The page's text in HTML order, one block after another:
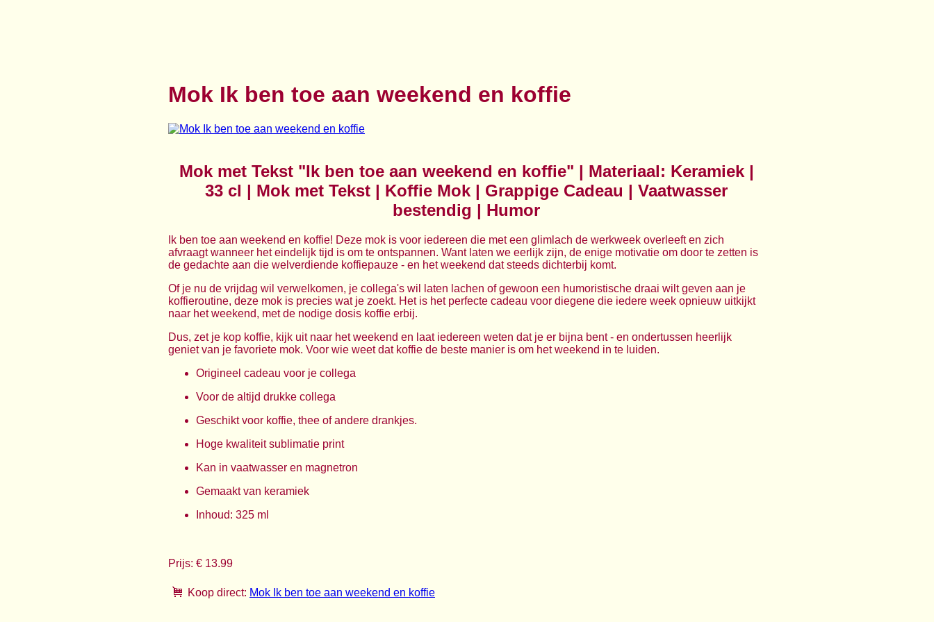
Mok Ik ben toe aan weekend en koffie
Mok met Tekst "Ik ben toe aan weekend en koffie" | Materiaal: Keramiek |
33 cl | Mok met Tekst | Koffie Mok | Grappige Cadeau | Vaatwasser
bestendig | Humor
Ik ben toe aan weekend en koffie! Deze mok is voor iedereen die met een glimlach de werkweek overleeft en zich
afvraagt wanneer het eindelijk tijd is om te ontspannen. Want laten we eerlijk zijn, de enige motivatie om door te zetten is
de gedachte aan die welverdiende koffiepauze - en het weekend dat steeds dichterbij komt.
Of je nu de vrijdag wil verwelkomen, je collega's wil laten lachen of gewoon een humoristische draai wilt geven aan je
koffieroutine, deze mok is precies wat je zoekt. Het is het perfecte cadeau voor diegene die iedere week opnieuw uitkijkt
naar het weekend, met de nodige dosis koffie erbij.
Dus, zet je kop koffie, kijk uit naar het weekend en laat iedereen weten dat je er bijna bent - en ondertussen heerlijk
geniet van je favoriete mok. Voor wie weet dat koffie de beste manier is om het weekend in te luiden.
Origineel cadeau voor je collega
Voor de altijd drukke collega
Geschikt voor koffie, thee of andere drankjes.
Hoge kwaliteit sublimatie print
Kan in vaatwasser en magnetron
Gemaakt van keramiek
Inhoud: 325 ml
Prijs: € 13.99
Koop direct: Mok Ik ben toe aan weekend en koffie